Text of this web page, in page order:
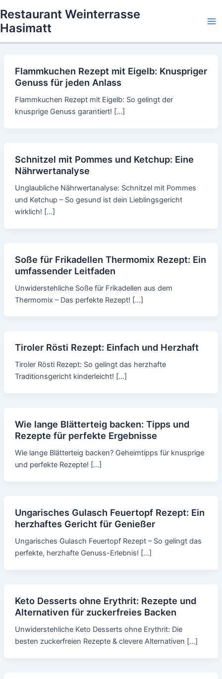
to
content
Restaurant Weinterrasse
Hasimatt
Flammkuchen Rezept mit Eigelb: Knuspriger
Genuss für jeden Anlass
Flammkuchen Rezept mit Eigelb: So gelingt der
knusprige Genuss garantiert! […]
Schnitzel mit Pommes und Ketchup: Eine
Nährwertanalyse
Unglaubliche Nährwertanalyse: Schnitzel mit Pommes
und Ketchup – So gesund ist dein Lieblingsgericht
wirklich! […]
Soße für Frikadellen Thermomix Rezept: Ein
umfassender Leitfaden
Unwiderstehliche Soße für Frikadellen aus dem
Thermomix – Das perfekte Rezept! […]
Tiroler Rösti Rezept: Einfach und Herzhaft
Tiroler Rösti Rezept: So gelingt das herzhafte
Traditionsgericht kinderleicht! […]
Wie lange Blätterteig backen: Tipps und
Rezepte für perfekte Ergebnisse
Wie lange Blätterteig backen? Geheimtipps für knusprige
und perfekte Rezepte! […]
Ungarisches Gulasch Feuertopf Rezept: Ein
herzhaftes Gericht für Genießer
Ungarisches Gulasch Feuertopf Rezept – So gelingt das
perfekte, herzhafte Genuss-Erlebnis! […]
Keto Desserts ohne Erythrit: Rezepte und
Alternativen für zuckerfreies Backen
Unwiderstehliche Keto Desserts ohne Erythrit: Die
besten zuckerfreien Rezepte & clevere Alternativen […]